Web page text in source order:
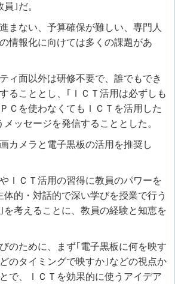
｣だ。
まない、予算確保が難しい、専門人
情報化に向けては多くの課題があ
ィ面以外は研修不要で、誰でもでき
ることとし、｢ＩＣＴ活用は必ずしも
Ｃを使わなくてもＩＣＴを活用した
ッセージを発信することとした。
カメラと電子黒板の活用を推奨し
ＩＣＴ活用の習得に教員のパワーを
的・対話的で深い学びを授業で行う
を考えることに、教員の経験と知恵を
のために、まず｢電子黒板に何を映す
のタイミングで映すか｣などの視点か
で、ＩＣＴを効果的に使うアイデア